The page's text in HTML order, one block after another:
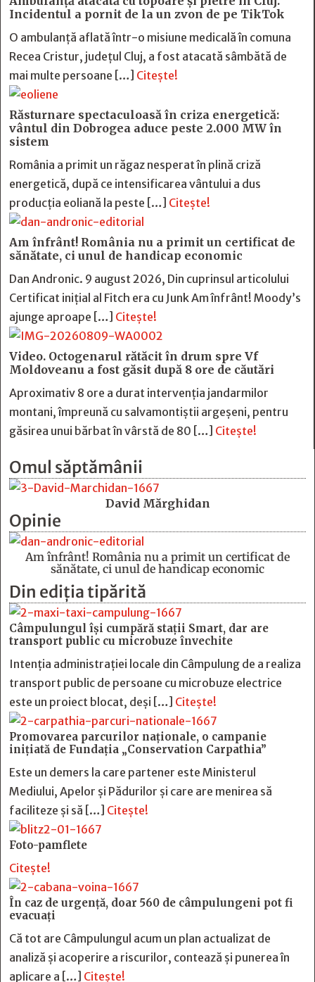
Incidentul a pornit de la un zvon de pe TikTok
O ambulanță aflată într-o misiune medicală în comuna
Recea Cristur, județul Cluj, a fost atacată sâmbătă de
mai multe persoane […] Citește!
Răsturnare spectaculoasă în criza energetică:
vântul din Dobrogea aduce peste 2.000 MW în
sistem
România a primit un răgaz nesperat în plină criză
energetică, după ce intensificarea vântului a dus
producția eoliană la peste […] Citește!
Am înfrânt! România nu a primit un certificat de
sănătate, ci unul de handicap economic
Dan Andronic. 9 august 2026, Din cuprinsul articolului
Certificat inițial al Fitch era cu Junk Am înfrânt! Moody’s
ajunge aproape […] Citește!
Video. Octogenarul rătăcit în drum spre Vf
Moldoveanu a fost găsit după 8 ore de căutări
Aproximativ 8 ore a durat intervenția jandarmilor
montani, împreună cu salvamontiștii argeșeni, pentru
găsirea unui bărbat în vârstă de 80 […] Citește!
Omul săptămânii
David Mărghidan
Opinie
Am înfrânt! România nu a primit un certificat de
sănătate, ci unul de handicap economic
Din ediția tipărită
Câmpulungul îşi cumpără staţii Smart, dar are
transport public cu microbuze învechite
Intenția administrației locale din Câmpulung de a realiza
transport public de persoane cu microbuze electrice
este un proiect blocat, deși […] Citește!
Promovarea parcurilor naționale, o campanie
inițiată de Fundația „Conservation Carpathia”
Este un demers la care partener este Ministerul
Mediului, Apelor și Pădurilor și care are menirea să
faciliteze și să […] Citește!
Foto-pamflete
Citește!
În caz de urgență, doar 560 de câmpulungeni pot fi
evacuați
Că tot are Câmpulungul acum un plan actualizat de
analiză și acoperire a riscurilor, contează și punerea în
aplicare a […] Citește!